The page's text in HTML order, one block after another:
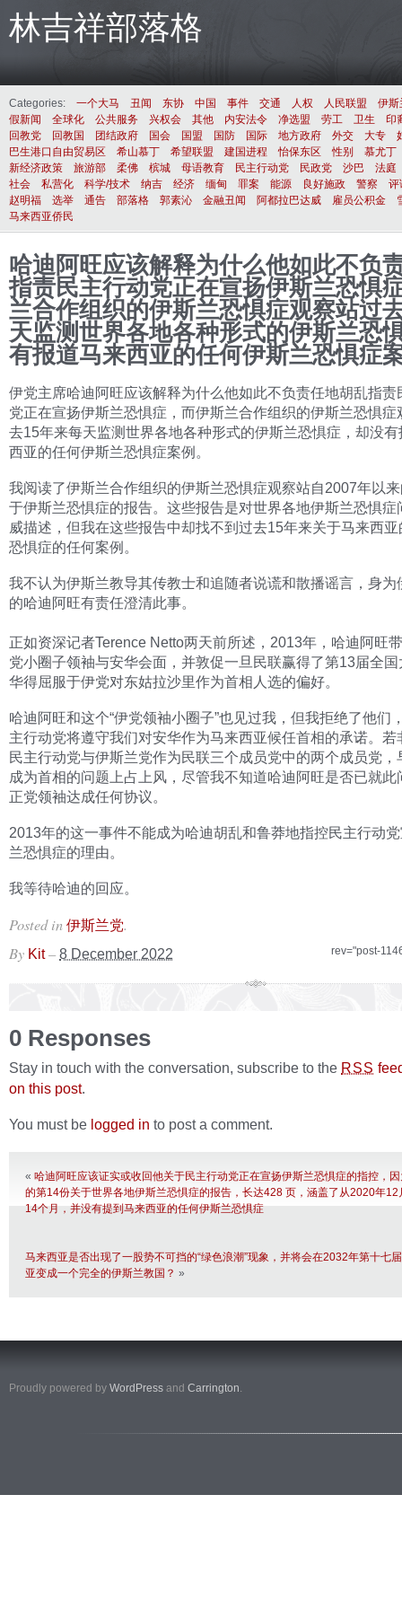
林吉祥部落格
Categories: 一个大马 丑闻 东协 中国 事件 交通 人权 人民联盟
伊斯
假新闻
全球化 公共服务 兴权会 其他 内安法令 净选盟 劳工 卫生
印
回教党
回教国 团结政府 国会 国盟 国防 国际 地方政府 外交 大专
巴生港口自由贸易区
希山慕丁 希望联盟 建国进程 怡保东区 性别
慕尤丁
新经济政策
旅游部 柔佛 槟城 母语教育 民主行动党 民政党 沙巴
法庭
社会
私营化 科学/技术 纳吉 经济 缅甸 罪案 能源 良好施政 警察
评
赵明福
选举 通告 部落格 郭素沁 金融丑闻 阿都拉巴达威 雇员公积金
马来西亚侨民
哈迪阿旺应该解释为什么他如此不负
指责民主行动党正在宣扬伊斯兰恐惧
兰合作组织的伊斯兰恐惧症观察站过
天监测世界各地各种形式的伊斯兰恐
有报道马来西亚的任何伊斯兰恐惧症
伊党主席哈迪阿旺应该解释为什么他如此不负责任地胡乱指责
党正在宣扬伊斯兰恐惧症，而伊斯兰合作组织的伊斯兰恐惧症
去15年来每天监测世界各地各种形式的伊斯兰恐惧症，却没
西亚的任何伊斯兰恐惧症案例。
我阅读了伊斯兰合作组织的伊斯兰恐惧症观察站自2007年以
于伊斯兰恐惧症的报告。这些报告是对世界各地伊斯兰恐惧症
威描述，但我在这些报告中却找不到过去15年来关于马来西
恐惧症的任何案例。
我不认为伊斯兰教导其传教士和追随者说谎和散播谣言，身为
的哈迪阿旺有责任澄清此事。
正如资深记者Terence Netto两天前所述，2013年，哈迪阿旺
党小圈子领袖与安华会面，并敦促一旦民联赢得了第13届全
华得屈服于伊党对东姑拉沙里作为首相人选的偏好。
哈迪阿旺和这个“伊党领袖小圈子”也见过我，但我拒绝了他们
主行动党将遵守我们对安华作为马来西亚候任首相的承诺。若
民主行动党与伊斯兰党作为民联三个成员党中的两个成员党，
成为首相的问题上占上风，尽管我不知道哈迪阿旺是否已就此
正党领袖达成任何协议。
2013年的这一事件不能成为哈迪胡乱和鲁莽地指控民主行动
兰恐惧症的理由。
我等待哈迪的回应。
Posted in 伊斯兰党.
rev="post-
By Kit – 8 December 2022
0 Responses
Stay in touch with the conversation, subscribe to the RSS
on this post.
You must be logged in to post a comment.
« 哈迪阿旺应该证实或收回他关于民主行动党正在宣扬伊斯兰恐惧症的指控，
的第14份关于世界各地伊斯兰恐惧症的报告，长达428 页，涵盖了从2020年
14个月，并没有提到马来西亚的任何伊斯兰恐惧症
马来西亚是否出现了一股势不可挡的“绿色浪潮”现象，并将会在2032年第十七
亚变成一个完全的伊斯兰教国？ »
Proudly powered by WordPress and Carrington.